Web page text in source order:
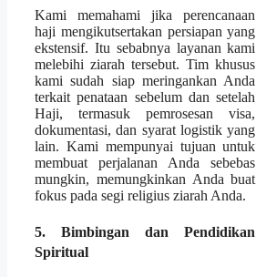
Kami memahami jika perencanaan
haji mengikutsertakan persiapan yang
ekstensif. Itu sebabnya layanan kami
melebihi ziarah tersebut. Tim khusus
kami sudah siap meringankan Anda
terkait penataan sebelum dan setelah
Haji, termasuk pemrosesan visa,
dokumentasi, dan syarat logistik yang
lain. Kami mempunyai tujuan untuk
membuat perjalanan Anda sebebas
mungkin, memungkinkan Anda buat
fokus pada segi religius ziarah Anda.
5. Bimbingan dan Pendidikan
Spiritual